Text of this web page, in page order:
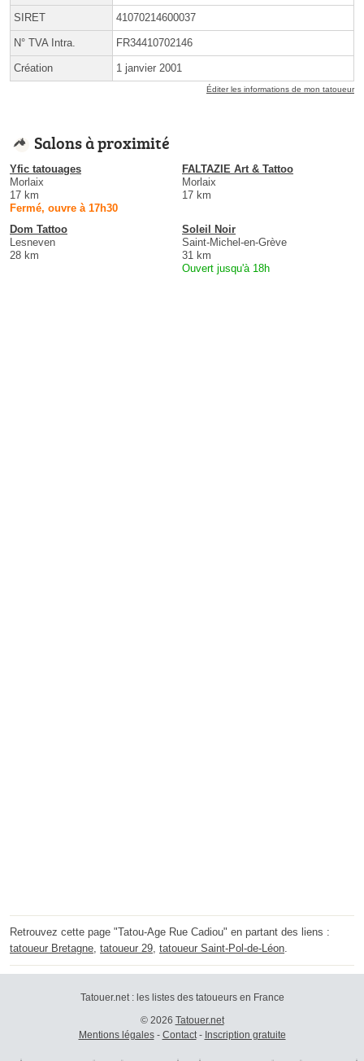
SIRET 41070214600037
N° TVA Intra. FR34410702146
Création 1 janvier 2001
Éditer les informations de mon tatoueur
Salons à proximité
Yfic tatouages
Morlaix
17 km
Fermé, ouvre à 17h30
FALTAZIE Art & Tattoo
Morlaix
17 km
Dom Tattoo
Lesneven
28 km
Soleil Noir
Saint-Michel-en-Grève
31 km
Ouvert jusqu'à 18h
Retrouvez cette page "Tatou-Age Rue Cadiou" en partant des liens :
tatoueur Bretagne, tatoueur 29, tatoueur Saint-Pol-de-Léon.
Tatouer.net : les listes des tatoueurs en France
© 2026 Tatouer.net
Mentions légales- Contact- Inscription gratuite